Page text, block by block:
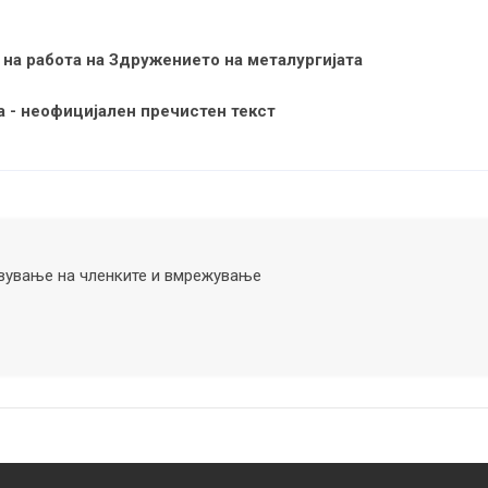
работа на Здружението на металургијата
неофицијален пречистен текст
на членките и вмрежување